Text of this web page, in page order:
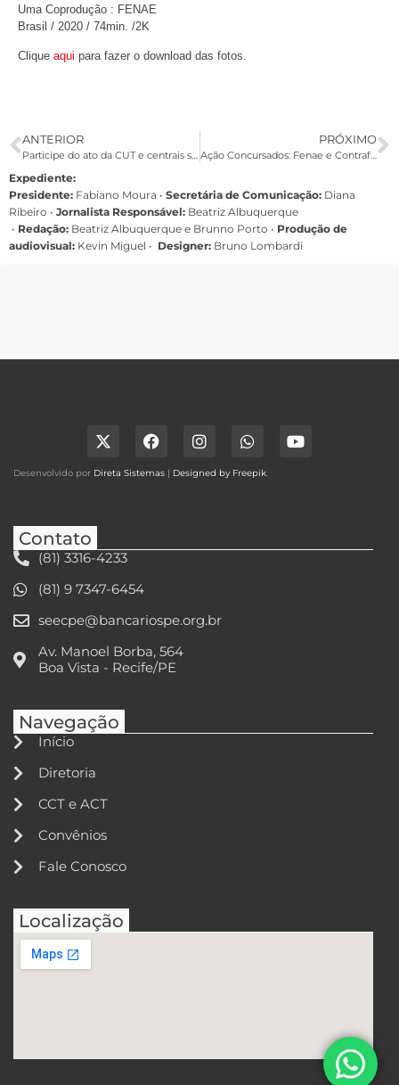
Uma Coprodução : FENAE
Brasil / 2020 / 74min. /2K
Clique aqui para fazer o download das fotos.
ANTERIOR PRÓXIMO
Ação Concursados: Fenae e Contraf protocolam embargos de declaração em defesa de concursados
Expediente:
Presidente: Fabiano Moura • Secretária de Comunicação: Diana
Ribeiro • Jornalista Responsável: Beatriz Albuquerque
• Redação: Beatriz Albuquerque e Brunno Porto • Produção de
audiovisual: Kevin Miguel • Designer: Bruno Lombardi
Desenvolvido por Direta Sistemas | Designed by Freepik.
Contato
(81) 3316-4233
(81) 9 7347-6454
seecpe@bancariospe.org.br
Av. Manoel Borba, 564
Boa Vista - Recife/PE
Navegação
Início
Diretoria
CCT e ACT
Convênios
Fale Conosco
Localização